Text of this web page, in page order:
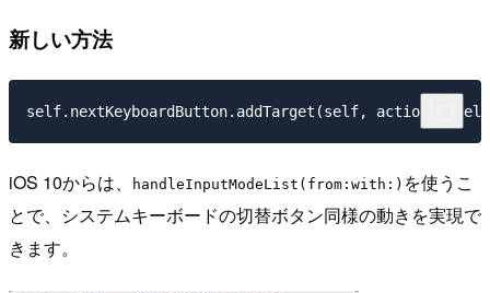
新しい方法
iOS 10からは、 handleInputModeList(from:with:) を使うこ
とで、システムキーボードの切替ボタン同様の動きを実現で
きます。